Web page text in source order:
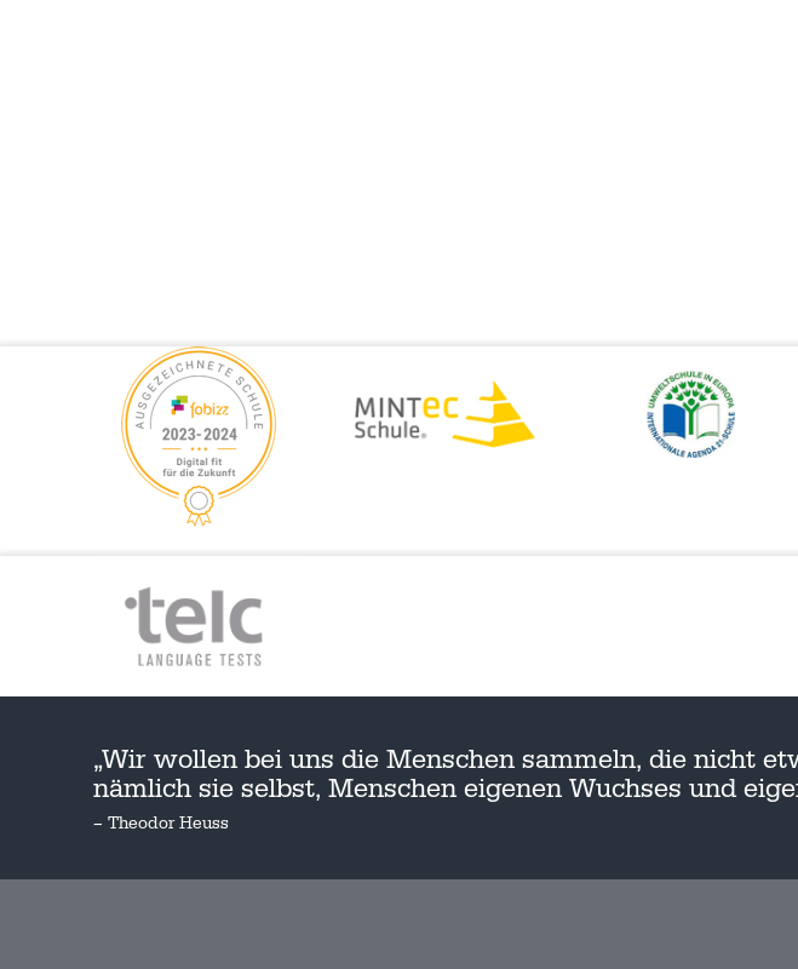
„Wir wollen bei uns die Menschen sammeln, die nicht
nämlich sie selbst, Menschen eigenen Wuchses und
– Theodor Heuss